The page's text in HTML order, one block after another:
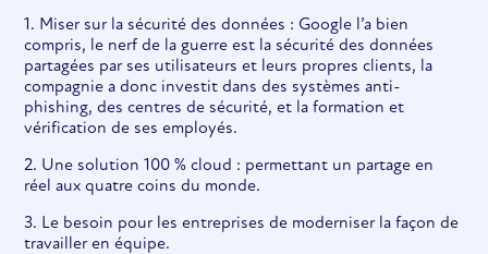
1. Miser sur la sécurité des données : Google l’a bien
compris, le nerf de la guerre est la sécurité des données
partagées par ses utilisateurs et leurs propres clients, la
compagnie a donc investit dans des systèmes anti-
phishing, des centres de sécurité, et la formation et
vérification de ses employés.
2. Une solution 100 % cloud : permettant un partage en
réel aux quatre coins du monde.
3. Le besoin pour les entreprises de moderniser la façon de
travailler en équipe.